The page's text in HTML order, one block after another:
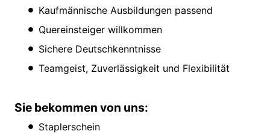
Kaufmännische Ausbildungen passend
Quereinsteiger willkommen
Sichere Deutschkenntnisse
Teamgeist, Zuverlässigkeit und Flexibilität
Sie bekommen von uns:
Staplerschein